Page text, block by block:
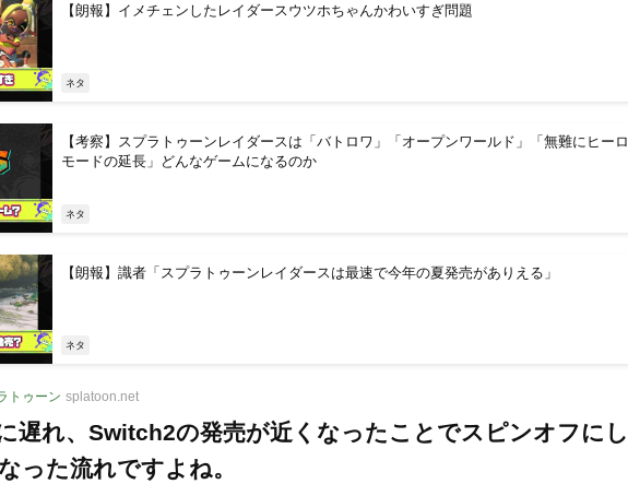
【朗報】イメチェンしたレイダースウツホちゃんかわいすぎ問題
ネタ
【考察】スプラトゥーンレイダースは「バトロワ」「オープンワールド」「無難にヒーロ
モードの延長」どんなゲームになるのか
ネタ
【朗報】識者「スプラトゥーンレイダースは最速で今年の夏発売がありえる」
ネタ
トゥーン splatoon.net
遅れ、Switch2の発売が近くなったことでスピンオフにし
った流れですよね。